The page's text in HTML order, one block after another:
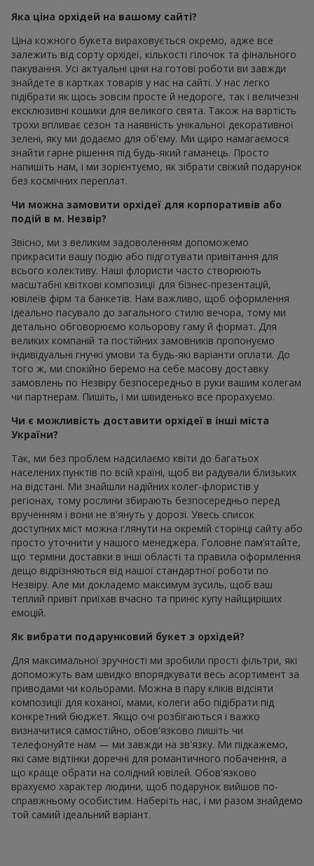
Яка ціна орхідей на вашому сайті?
Ціна кожного букета вираховується окремо, адже все
залежить від сорту орхідеї, кількості гілочок та фінального
пакування. Усі актуальні ціни на готові роботи ви завжди
знайдете в картках товарів у нас на сайті. У нас легко
підібрати як щось зовсім просте й недороге, так і величезні
ексклюзивні кошики для великого свята. Також на вартість
трохи впливає сезон та наявність унікальної декоративної
зелені, яку ми додаємо для об'єму. Ми щиро намагаємося
знайти гарне рішення під будь-який гаманець. Просто
напишіть нам, і ми зорієнтуємо, як зібрати свіжий подарунок
без космічних переплат.
Чи можна замовити орхідеї для корпоративів або
подій в м. Незвір?
Звісно, ми з великим задоволенням допоможемо
прикрасити вашу подію або підготувати привітання для
всього колективу. Наші флористи часто створюють
масштабні квіткові композиції для бізнес-презентацій,
ювілеїв фірм та банкетів. Нам важливо, щоб оформлення
ідеально пасувало до загального стилю вечора, тому ми
детально обговорюємо кольорову гаму й формат. Для
великих компаній та постійних замовників пропонуємо
індивідуальні гнучкі умови та будь-які варіанти оплати. До
того ж, ми спокійно беремо на себе масову доставку
замовлень по Незвіру безпосередньо в руки вашим колегам
чи партнерам. Пишіть, і ми швиденько все прорахуємо.
Чи є можливість доставити орхідеї в інші міста
України?
Так, ми без проблем надсилаємо квіти до багатьох
населених пунктів по всій країні, щоб ви радували близьких
на відстані. Ми знайшли надійних колег-флористів у
регіонах, тому рослини збирають безпосередньо перед
врученням і вони не в'януть у дорозі. Увесь список
доступних міст можна глянути на окремій сторінці сайту або
просто уточнити у нашого менеджера. Головне пам’ятайте,
що терміни доставки в інші області та правила оформлення
дещо відрізняються від нашої стандартної роботи по
Незвіру. Але ми докладемо максимум зусиль, щоб ваш
теплий привіт приїхав вчасно та приніс купу найщиріших
емоцій.
Як вибрати подарунковий букет з орхідей?
Для максимальної зручності ми зробили прості фільтри, які
допоможуть вам швидко впорядкувати весь асортимент за
приводами чи кольорами. Можна в пару кліків відсіяти
композиції для коханої, мами, колеги або підібрати під
конкретний бюджет. Якщо очі розбігаються і важко
визначитися самостійно, обов'язково пишіть чи
телефонуйте нам — ми завжди на зв'язку. Ми підкажемо,
які саме відтінки доречні для романтичного побачення, а
що краще обрати на солідний ювілей. Обов'язково
врахуємо характер людини, щоб подарунок вийшов по-
справжньому особистим. Наберіть нас, і ми разом знайдемо
той самий ідеальний варіант.